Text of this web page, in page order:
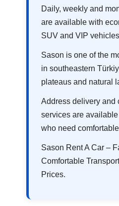
Daily, weekly and
are available with
SUV and VIP
Sason is one of the
in southeastern
plateaus and natural
Address delivery and
services are
who need
Sason Rent A Car –
Comfortable
Prices.